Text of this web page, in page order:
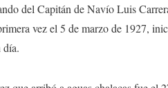
del Capitán de Navío Luis
vez el 5 de marzo de 1927,
día.